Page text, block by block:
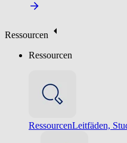
Ressourcen
Ressourcen
RessourcenLeitfäden,